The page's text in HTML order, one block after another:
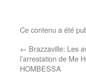
Ce contenu a été
← Brazzaville: Les
l’arrestation de Me
HOMBESSA